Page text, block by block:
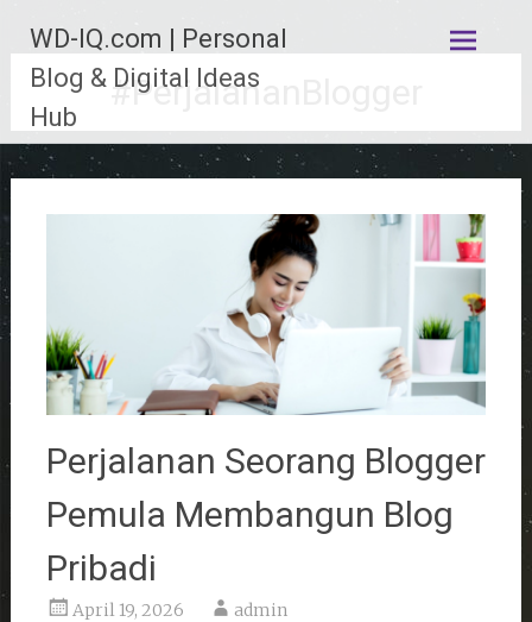
konten
WD-IQ.com | Personal
Blog & Digital Ideas
Hub
#PerjalananBlogger
Perjalanan Seorang Blogger
Pemula Membangun Blog
Pribadi
April 19, 2026 admin